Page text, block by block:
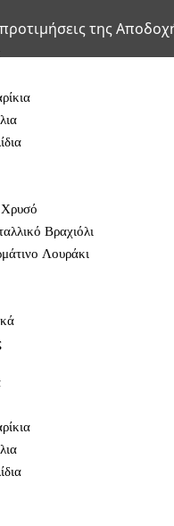
Βραχιόλι
Λουράκι
της